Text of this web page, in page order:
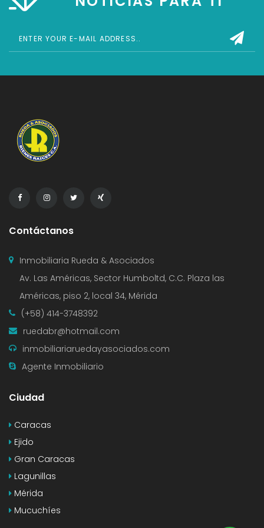
Contáctanos
Inmobiliaria Rueda & Asociados
Av. Las Américas, Sector Humboltd, C.C. Plaza las
Américas, piso 2, local 34, Mérida
(+58) 414-3748392
ruedabr@hotmail.com
inmobiliariaruedayasociados.com
Agente Inmobiliario
Ciudad
Caracas
Ejido
Gran Caracas
Lagunillas
Mérida
Mucuchíes